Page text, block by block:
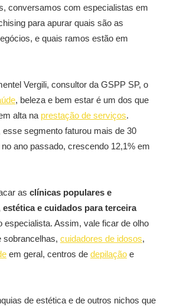
conversamos com especialistas em
para apurar quais são as
e quais ramos estão em
Vergili, consultor da GSPP SP, o
, beleza e bem estar é um dos que
alta na prestação de serviços.
esse segmento faturou mais de 30
ano passado, crescendo 12,1% em
as clínicas populares e
e cuidados para terceira
especialista. Assim, vale ficar de olho
sobrancelhas, cuidadores de idosos,
em geral, centros de depilação e
de estética e de outros nichos que